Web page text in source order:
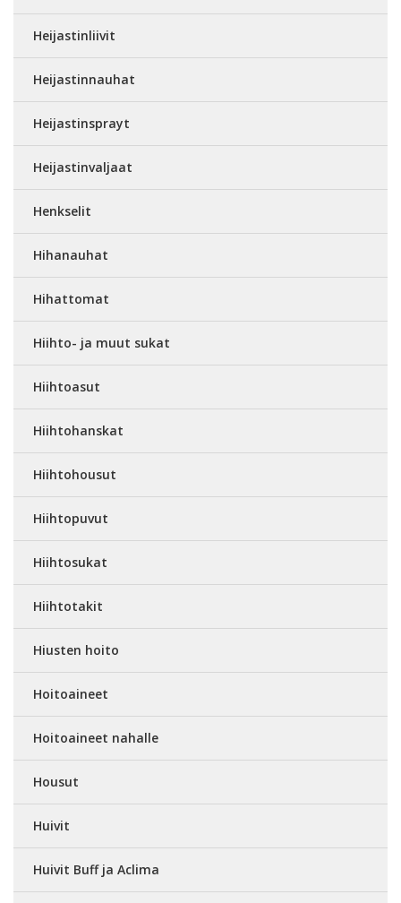
Heijastinliivit
Heijastinnauhat
Heijastinsprayt
Heijastinvaljaat
Henkselit
Hihanauhat
Hihattomat
Hiihto- ja muut sukat
Hiihtoasut
Hiihtohanskat
Hiihtohousut
Hiihtopuvut
Hiihtosukat
Hiihtotakit
Hiusten hoito
Hoitoaineet
Hoitoaineet nahalle
Housut
Huivit
Huivit Buff ja Aclima